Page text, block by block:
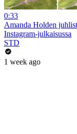
0:33
Amanda Holden
Instagram-julkaisussa
STD
1 week ago